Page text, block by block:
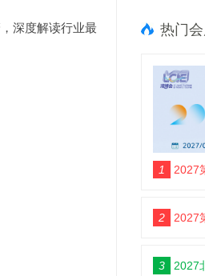
深度解读行业最
热门
1 2027第
2 2027第
3 2027北